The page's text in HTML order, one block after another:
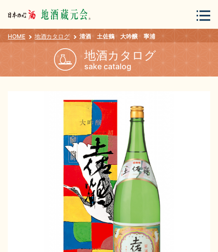
会員登録 ログイン
地酒カタログ
地酒解体新書
HOME 地酒カタログ 清酒 土佐鶴 大吟醸 寧浦
地酒カタログ
sake catalog